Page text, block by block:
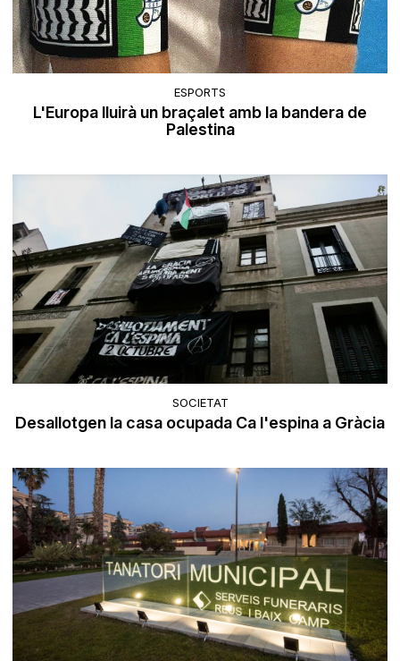
ESPORTS
L'Europa lluirà un braçalet amb la bandera de
Palestina
SOCIETAT
Desallotgen la casa ocupada Ca l'espina a Gràcia